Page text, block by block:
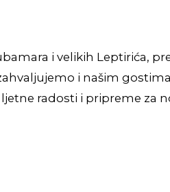
i velikih Leptirića,
i našim
radosti i pripreme za